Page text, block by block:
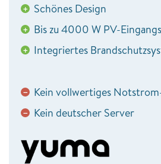
+ Schönes Design
+ Bis zu 4000 W PV-
+ Integriertes
− Kein vollwertiges
− Kein deutscher Server